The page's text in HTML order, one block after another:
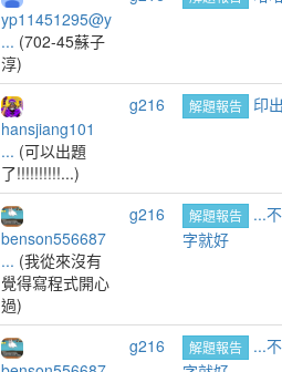
yp11451295@y
... (702-45蘇子
淳)
hansjiang101
... (可以出題
了!!!!!!!!!!...)
g216 解題報告 印
benson556687
... (我從來沒有
覺得寫程式開心
過)
g216 解題報告
...
字就好
g216 解題報告
...